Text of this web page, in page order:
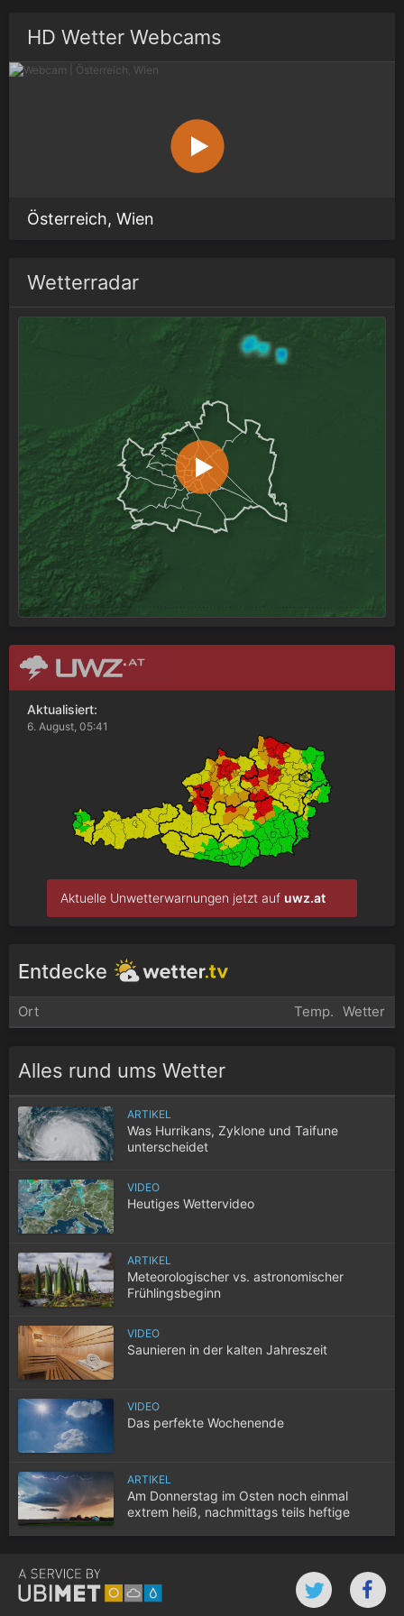
HD Wetter Webcams
Österreich, Wien
Wetterradar
Aktualisiert:
6. August, 05:41
Aktuelle Unwetterwarnungen jetzt auf uwz.at
Entdecke
Ort Temp. Wetter
Alles rund ums Wetter
ARTIKEL
Was Hurrikans, Zyklone und Taifune
unterscheidet
VIDEO
Heutiges Wettervideo
ARTIKEL
Meteorologischer vs. astronomischer
Frühlingsbeginn
VIDEO
Saunieren in der kalten Jahreszeit
VIDEO
Das perfekte Wochenende
ARTIKEL
Am Donnerstag im Osten noch einmal
extrem heiß, nachmittags teils heftige